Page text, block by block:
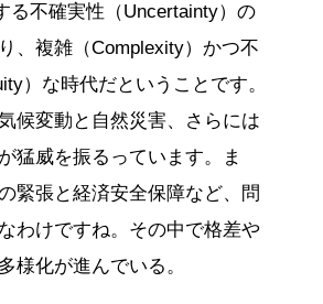
る不確実性（Uncertainty）の
、複雑（Complexity）かつ不
）な時代だということです。
候変動と自然災害、さらには
猛威を振るっています。ま
緊張と経済安全保障など、問
わけですね。その中で格差や
様化が進んでいる。